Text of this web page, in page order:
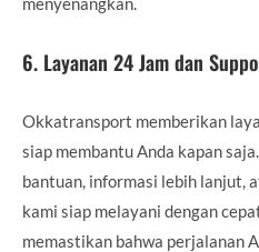
6. Layanan 24 Jam dan
Okkatransport memberikan
siap membantu Anda kapan
bantuan, informasi lebih lanjut,
kami siap melayani dengan
memastikan bahwa perjalanan